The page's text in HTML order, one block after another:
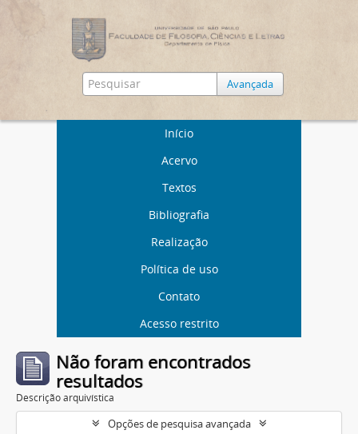
Avançada
Início
Acervo
Textos
Bibliografia
Realização
Política de uso
Contato
Acesso restrito
Não foram encontrados
resultados
Descrição arquivística
Opções de pesquisa avançada